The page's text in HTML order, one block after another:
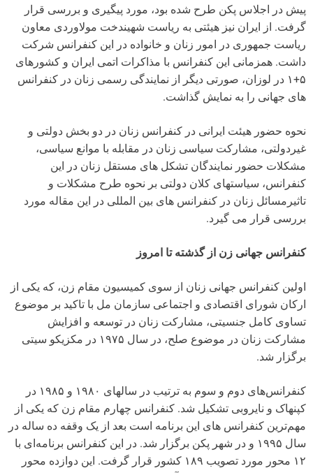
پیش در اجلاس پکن طرح شده بود، مورد پیگیری و بررسی قرار
گرفت. از ایران نیز هیئتی به ریاست شهیندخت مولاوردی معاون
ریاست جمهوری در امور زنان و خانواده در این کنفرانس شرکت
داشت. همزمانی این کنفرانس با مذاکرات اتمی ایران و کشورهای
۵+۱ در لوزان، صورتی دیگر از نمایندگی رسمی زنان در کنفرانس
های جهانی را به نمایش گذاشت.
نحوه حضور هیئت ایرانی در کنفرانس زنان در دو بخش دولتی و
غیردولتی، مشارکت سیاسی زنان در مقابله با موانع سیاسی،
مشکلات حضور نمایندگان تشکل های مستقل زنان در این
کنفرانس، سیاستهای کلان دولتی بر نحوه طرح مشکلات و
تاثیرمسائل زنان در کنفرانس های بین المللی در این مقاله مورد
بررسی قرار می گیرد.
کنفرانس جهانی زن از گذشته تا امروز
اولین کنفرانس جهانی زنان از سوی کمیسیون مقام زن، که یکی از
ارکان شورای اقتصادی و اجتماعی سازمان مل با تاکید بر موضوع
تساوی کامل جنسیتی، مشارکت زنان در توسعه و افزایش
مشارکت زنان در موضوع صلح، در سال ۱۹۷۵ در مکزیکو سیتی
برگزار شد.
کنفرانس‌های دوم و سوم به ترتیب در سالهای ۱۹۸۰ و ۱۹۸۵ در
کپنهاک و نایروبی تشکیل شد. کنفرانس چهارم مقام زن که یکی از
مهم‌ترین کنفرانس های این برنامه است بعد از یک وقفه ده ساله در
سال ۱۹۹۵ و در شهر پکن برگزار شد. در این کنفرانس برنامه‌ای با
۱۲ محور مورد تصویب ۱۸۹ کشور قرار گرفت. این دوازده محور